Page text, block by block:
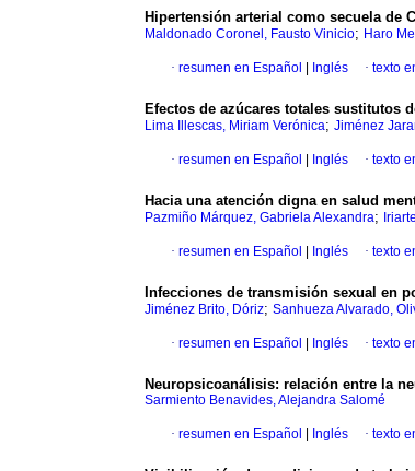
Hipertensión arterial como secuela de
Maldonado Coronel, Fausto Vinicio; Haro
· resumen en Español Inglés · texto
Efectos de azúcares totales sustitutos
Lima Illescas, Miriam Verónica; Jiménez
· resumen en Español Inglés · texto
Hacia una atención digna en salud
Pazmiño Márquez, Gabriela Alexandra;
· resumen en Español Inglés · texto
Infecciones de transmisión sexual en
Jiménez Brito, Dóriz; Sanhueza Alvarado,
· resumen en Español Inglés · texto
Neuropsicoanálisis: relación entre la
Sarmiento Benavides, Alejandra Salomé
· resumen en Español Inglés · texto